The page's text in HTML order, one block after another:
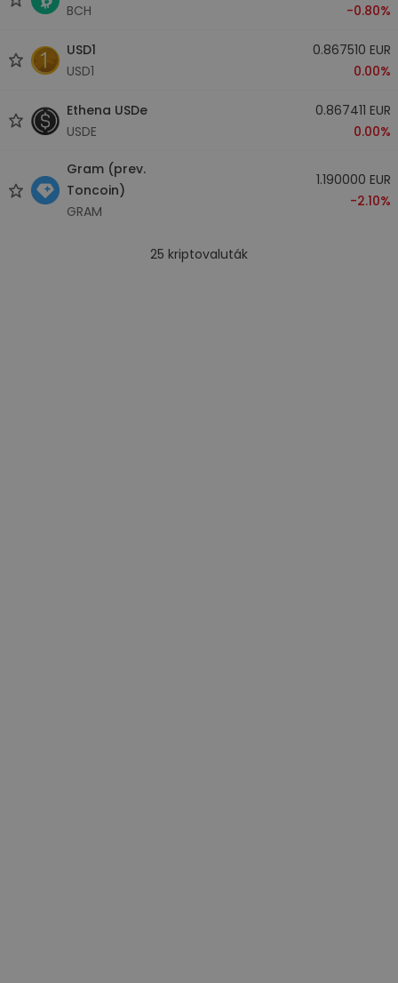
BCH
-0.80%
USD1
USD1
0.867510 EUR
0.00%
Ethena USDe
USDE
0.867411 EUR
0.00%
Gram (prev.
Toncoin)
GRAM
1.190000 EUR
-2.10%
25 kriptovaluták